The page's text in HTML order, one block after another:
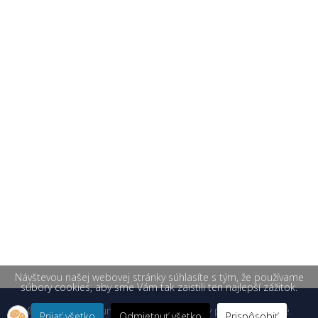
© 2026 Žilinská univerzita v Žiline. Všetky práva vyhradené.
Návštevou našej webovej stránky súhlasíte s tým, že používame
súbory cookies, aby sme Vám tak zaistili ten najlepší zážitok.